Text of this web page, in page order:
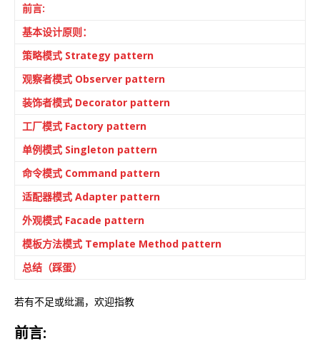
前言:
基本设计原则：
策略模式 Strategy pattern
观察者模式 Observer pattern
装饰者模式 Decorator pattern
工厂模式 Factory pattern
单例模式 Singleton pattern
命令模式 Command pattern
适配器模式 Adapter pattern
外观模式 Facade pattern
模板方法模式 Template Method pattern
总结（踩蛋）
若有不足或纰漏，欢迎指教
前言: